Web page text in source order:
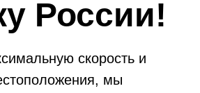
России!
скорость и
мы